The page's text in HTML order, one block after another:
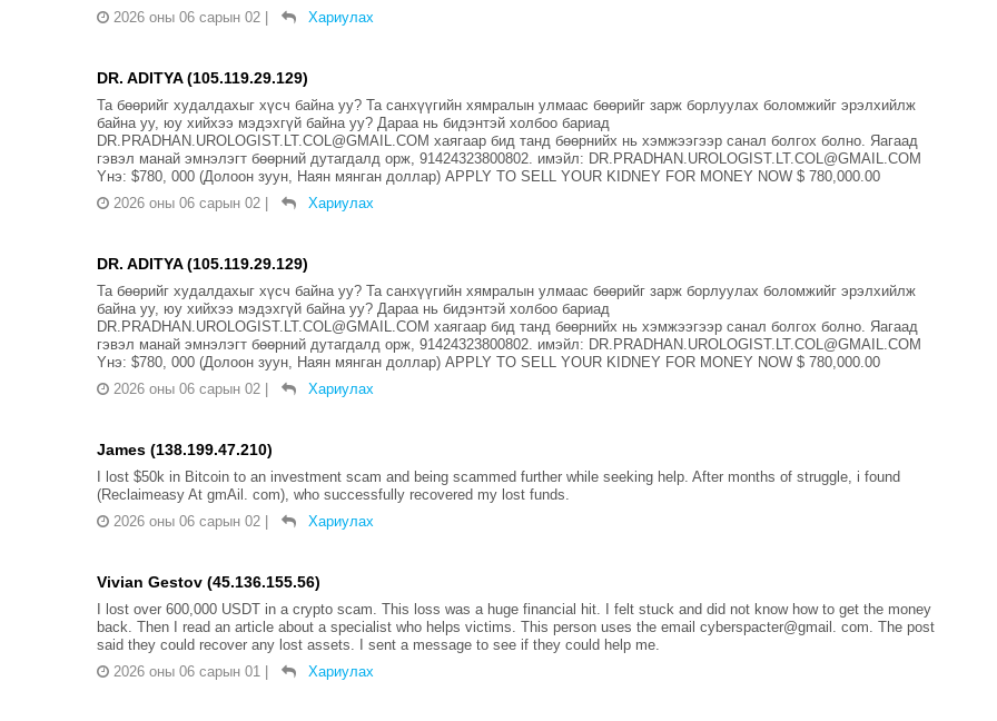
2026 оны 06 сарын 02
Хариулах
DR. ADITYA (105.119.29.129)
Та бөөрийг худалдахыг хүсч байна уу? Та санхүүгийн хямралын улмаас бөөрийг зарж борлуулах боломжийг эрэлхийлж
байна уу, юу хийхээ мэдэхгүй байна уу? Дараа нь бидэнтэй холбоо бариад
DR.PRADHAN.UROLOGIST.LT.COL@GMAIL.COM хаягаар бид танд бөөрнийх нь хэмжээгээр санал болгох болно. Яагаад
гэвэл манай эмнэлэгт бөөрний дутагдалд орж, 91424323800802. имэйл: DR.PRADHAN.UROLOGIST.LT.COL@GMAIL.COM
Yнэ: $780, 000 (Долоон зуун, Наян мянган доллар) APPLY TO SELL YOUR KIDNEY FOR MONEY NOW $ 780,000.00
2026 оны 06 сарын 02
Хариулах
DR. ADITYA (105.119.29.129)
Та бөөрийг худалдахыг хүсч байна уу? Та санхүүгийн хямралын улмаас бөөрийг зарж борлуулах боломжийг эрэлхийлж
байна уу, юу хийхээ мэдэхгүй байна уу? Дараа нь бидэнтэй холбоо бариад
DR.PRADHAN.UROLOGIST.LT.COL@GMAIL.COM хаягаар бид танд бөөрнийх нь хэмжээгээр санал болгох болно. Яагаад
гэвэл манай эмнэлэгт бөөрний дутагдалд орж, 91424323800802. имэйл: DR.PRADHAN.UROLOGIST.LT.COL@GMAIL.COM
Yнэ: $780, 000 (Долоон зуун, Наян мянган доллар) APPLY TO SELL YOUR KIDNEY FOR MONEY NOW $ 780,000.00
2026 оны 06 сарын 02
Хариулах
James (138.199.47.210)
I lost $50k in Bitcoin to an investment scam and being scammed further while seeking help. After months of struggle, i found
(Reclaimeasy At gmAil. com), who successfully recovered my lost funds.
2026 оны 06 сарын 02
Хариулах
Vivian Gestov (45.136.155.56)
I lost over 600,000 USDT in a crypto scam. This loss was a huge financial hit. I felt stuck and did not know how to get the money
back. Then I read an article about a specialist who helps victims. This person uses the email cyberspacter@gmail. com. The post
said they could recover any lost assets. I sent a message to see if they could help me.
2026 оны 06 сарын 01
Хариулах